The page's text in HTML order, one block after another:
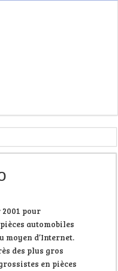
pour
automobiles
moyen d’Internet.
des plus gros
en pièces